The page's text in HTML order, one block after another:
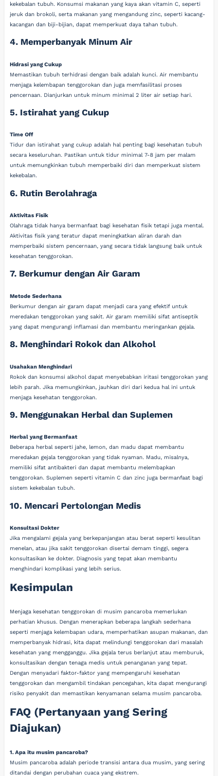
kekebalan tubuh. Konsumsi makanan yang kaya akan vitamin C, seperti
jeruk dan brokoli, serta makanan yang mengandung zinc, seperti kacang-
kacangan dan biji-bijian, dapat memperkuat daya tahan tubuh.
4. Memperbanyak Minum Air
Hidrasi yang Cukup
Memastikan tubuh terhidrasi dengan baik adalah kunci. Air membantu
menjaga kelembapan tenggorokan dan juga memfasilitasi proses
pencernaan. Dianjurkan untuk minum minimal 2 liter air setiap hari.
5. Istirahat yang Cukup
Time Off
Tidur dan istirahat yang cukup adalah hal penting bagi kesehatan tubuh
secara keseluruhan. Pastikan untuk tidur minimal 7-8 jam per malam
untuk memungkinkan tubuh memperbaiki diri dan memperkuat sistem
kekebalan.
6. Rutin Berolahraga
Aktivitas Fisik
Olahraga tidak hanya bermanfaat bagi kesehatan fisik tetapi juga mental.
Aktivitas fisik yang teratur dapat meningkatkan aliran darah dan
memperbaiki sistem pencernaan, yang secara tidak langsung baik untuk
kesehatan tenggorokan.
7. Berkumur dengan Air Garam
Metode Sederhana
Berkumur dengan air garam dapat menjadi cara yang efektif untuk
meredakan tenggorokan yang sakit. Air garam memiliki sifat antiseptik
yang dapat mengurangi inflamasi dan membantu meringankan gejala.
8. Menghindari Rokok dan Alkohol
Usahakan Menghindari
Rokok dan konsumsi alkohol dapat menyebabkan iritasi tenggorokan yang
lebih parah. Jika memungkinkan, jauhkan diri dari kedua hal ini untuk
menjaga kesehatan tenggorokan.
9. Menggunakan Herbal dan Suplemen
Herbal yang Bermanfaat
Beberapa herbal seperti jahe, lemon, dan madu dapat membantu
meredakan gejala tenggorokan yang tidak nyaman. Madu, misalnya,
memiliki sifat antibakteri dan dapat membantu melembapkan
tenggorokan. Suplemen seperti vitamin C dan zinc juga bermanfaat bagi
sistem kekebalan tubuh.
10. Mencari Pertolongan Medis
Konsultasi Dokter
Jika mengalami gejala yang berkepanjangan atau berat seperti kesulitan
menelan, atau jika sakit tenggorokan disertai demam tinggi, segera
konsultasikan ke dokter. Diagnosis yang tepat akan membantu
menghindari komplikasi yang lebih serius.
Kesimpulan
Menjaga kesehatan tenggorokan di musim pancaroba memerlukan
perhatian khusus. Dengan menerapkan beberapa langkah sederhana
seperti menjaga kelembapan udara, memperhatikan asupan makanan, dan
memperbanyak hidrasi, kita dapat melindungi tenggorokan dari masalah
kesehatan yang mengganggu. Jika gejala terus berlanjut atau memburuk,
konsultasikan dengan tenaga medis untuk penanganan yang tepat.
Dengan menyadari faktor-faktor yang mempengaruhi kesehatan
tenggorokan dan mengambil tindakan pencegahan, kita dapat mengurangi
risiko penyakit dan memastikan kenyamanan selama musim pancaroba.
FAQ (Pertanyaan yang Sering
Diajukan)
1. Apa itu musim pancaroba?
Musim pancaroba adalah periode transisi antara dua musim, yang sering
ditandai dengan perubahan cuaca yang ekstrem.